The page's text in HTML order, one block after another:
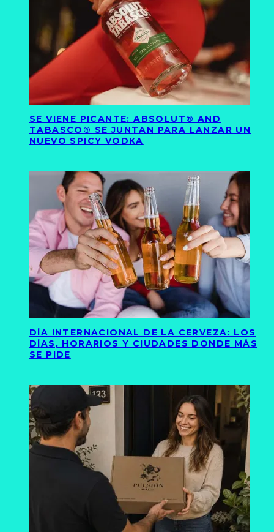
SE VIENE PICANTE: ABSOLUT® AND
TABASCO® SE JUNTAN PARA LANZAR UN
NUEVO SPICY VODKA
DÍA INTERNACIONAL DE LA CERVEZA: LOS
DÍAS, HORARIOS Y CIUDADES DONDE MÁS
SE PIDE